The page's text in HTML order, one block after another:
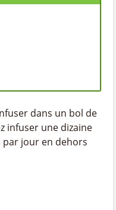
dans un bol de
infuser une dizaine
par jour en dehors